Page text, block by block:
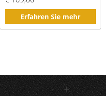
Erfahren Sie mehr